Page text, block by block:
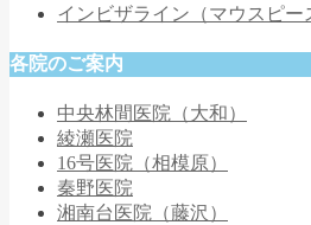
インビザライン（マウスピ
各院のご案内
中央林間医院（大和）
綾瀬医院
16号医院（相模原）
秦野医院
湘南台医院（藤沢）